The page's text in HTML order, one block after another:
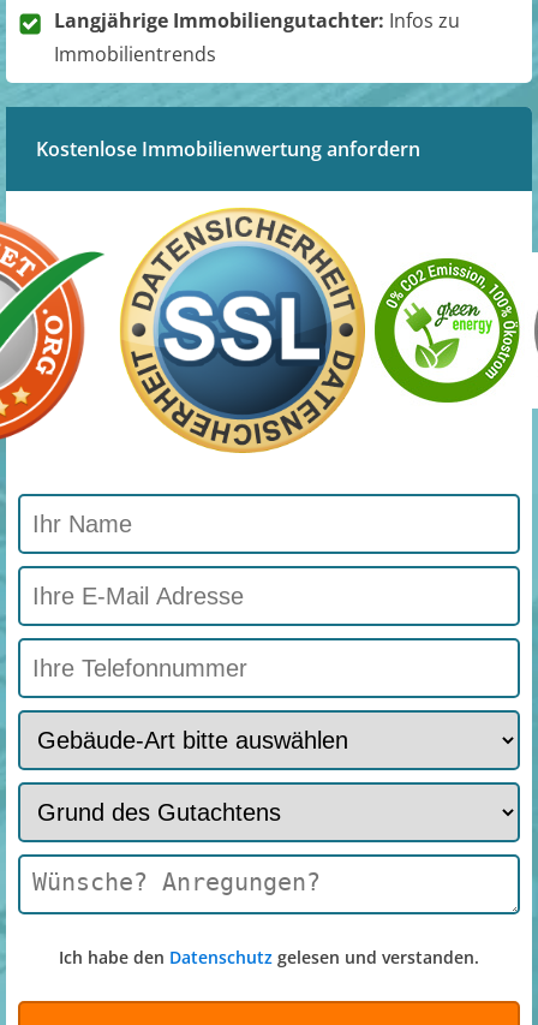
Langjährige Immobiliengutachter: Infos zu
Immobilientrends
Kostenlose Immobilienwertung anfordern
Ich habe den Datenschutz gelesen und verstanden.